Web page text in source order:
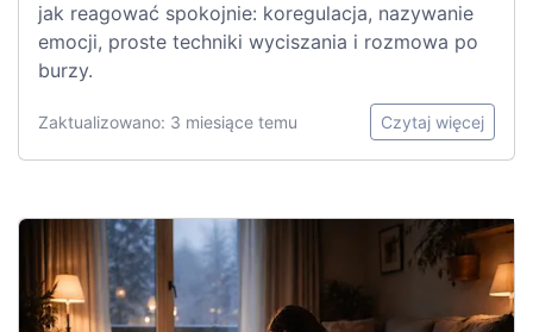
jak reagować spokojnie: koregulacja, nazywanie
emocji, proste techniki wyciszania i rozmowa po
burzy.
Zaktualizowano: 3 miesiące temu Czytaj więcej